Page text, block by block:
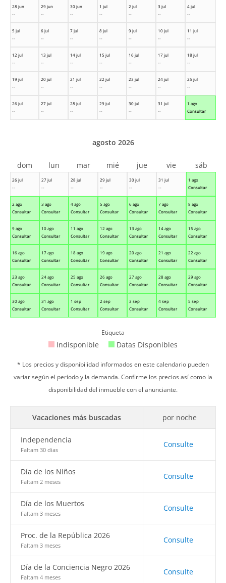
28 jun
--
29 jun
--
30 jun
--
1 jul
--
2 jul
--
3 jul
--
4 jul
--
5 jul
--
6 jul
--
7 jul
--
8 jul
--
9 jul
--
10 jul
--
11 jul
--
12 jul
--
13 jul
--
14 jul
--
15 jul
--
16 jul
--
17 jul
--
18 jul
--
19 jul
--
20 jul
--
21 jul
--
22 jul
--
23 jul
--
24 jul
--
25 jul
--
26 jul
--
27 jul
--
28 jul
--
29 jul
--
30 jul
--
31 jul
--
1 ago
Consultar
26 jul
--
27 jul
--
28 jul
--
29 jul
--
30 jul
--
31 jul
--
1 ago
Consultar
2 ago
Consultar
3 ago
Consultar
4 ago
Consultar
5 ago
Consultar
6 ago
Consultar
7 ago
Consultar
8 ago
Consultar
9 ago
Consultar
10 ago
Consultar
11 ago
Consultar
12 ago
Consultar
13 ago
Consultar
14 ago
Consultar
15 ago
Consultar
16 ago
Consultar
17 ago
Consultar
18 ago
Consultar
19 ago
Consultar
20 ago
Consultar
21 ago
Consultar
22 ago
Consultar
23 ago
Consultar
24 ago
Consultar
25 ago
Consultar
26 ago
Consultar
27 ago
Consultar
28 ago
Consultar
29 ago
Consultar
30 ago
Consultar
31 ago
Consultar
1 sep
Consultar
2 sep
Consultar
3 sep
Consultar
4 sep
Consultar
5 sep
Consultar
agosto 2026
dom lun mar mié jue vie sáb
Etiqueta
Indisponible Datas Disponibles
* Los precios y disponibilidad informados en este calendario pueden
variar según el período y la demanda. Confirme los precios así como la
disponibilidad del inmueble con el anunciante.
Vacaciones más buscadas por noche
Independencia
Faltam 30 dias
Consulte
Día de los Niños
Faltam 2 meses
Consulte
Día de los Muertos
Faltam 3 meses
Consulte
Proc. de la República 2026
Faltam 3 meses
Consulte
Día de la Conciencia Negro 2026
Faltam 4 meses
Consulte